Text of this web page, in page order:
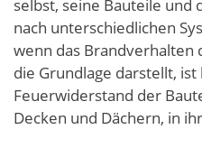
selbst, seine Bauteile
nach unterschiedlichen
wenn das Brandverhalten
die Grundlage darstellt,
Feuerwiderstand der
Decken und Dächern, in